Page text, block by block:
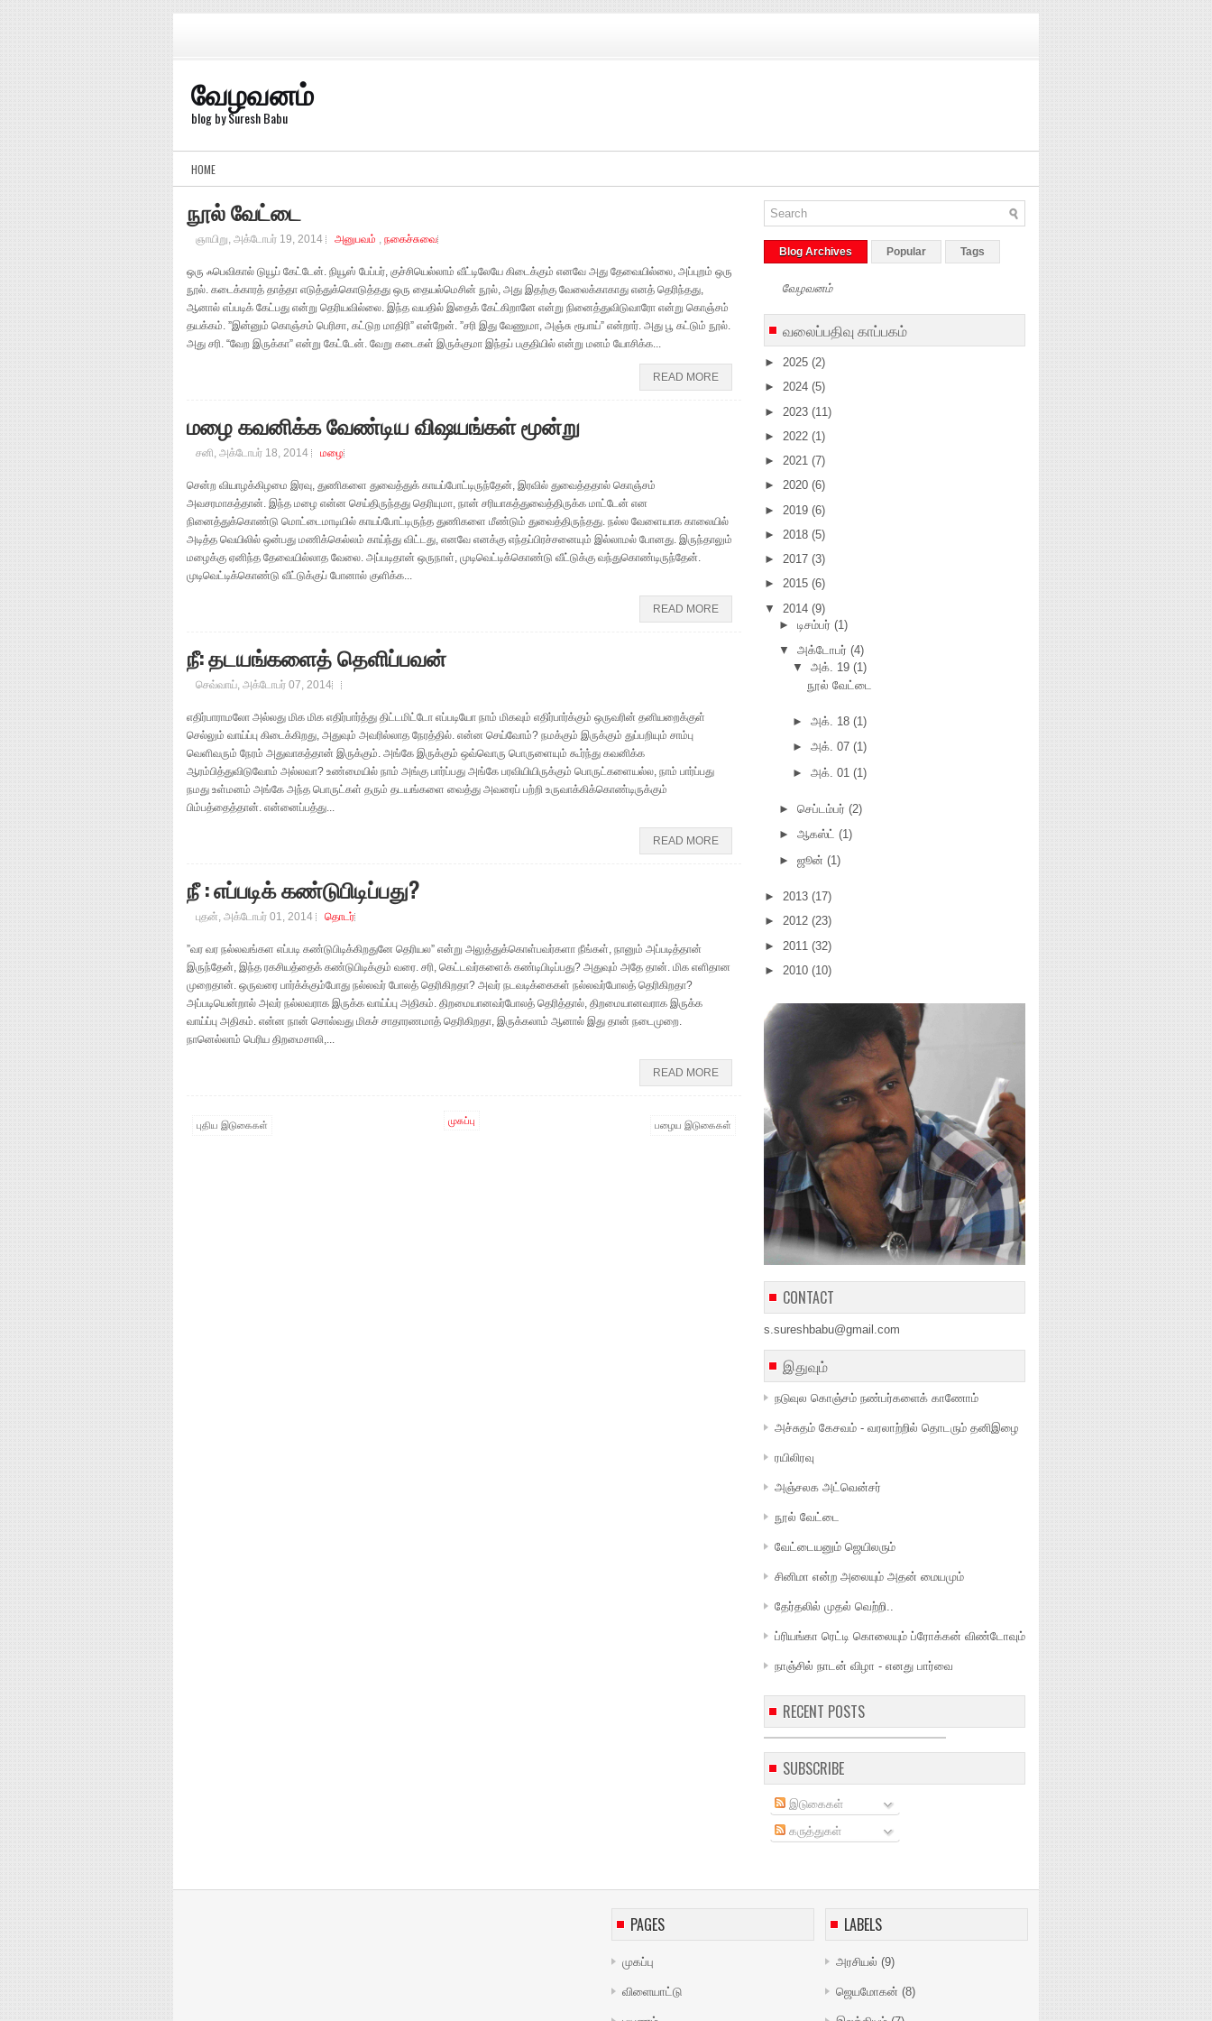
வேழவனம்
blog by Suresh Babu
HOME
நூல் வேட்டை
ஞாயிறு, அக்டோபர் 19, 2014 அனுபவம் , நகைச்சுவை
ஒரு ஃபெவிகால் டுயூப் கேட்டேன். நியூஸ் பேப்பர், குச்சியெல்லாம் வீட்டிலேயே கிடைக்கும் எனவே அது தேவையில்லை, அப்புறம் ஒரு
நூல். கடைக்காரத் தாத்தா எடுத்துக்கொடுத்தது ஒரு தையல்மெசின் நூல், அது இதற்கு வேலைக்காகாது எனத் தெரிந்தது,
ஆனால் எப்படிக் கேட்பது என்று தெரியவில்லை. இந்த வயதில் இதைக் கேட்கிறானே என்று நினைத்துவிடுவாரோ என்று கொஞ்சம்
தயக்கம். ”இன்னும் கொஞ்சம் பெரிசா, கட்டுற மாதிரி” என்றேன். ”சரி இது வேணுமா, அஞ்சு ரூபாய்” என்றார். அது பூ கட்டும் நூல்.
அது சரி. “வேற இருக்கா” என்று கேட்டேன். வேறு கடைகள் இருக்குமா இந்தப் பகுதியில் என்று மனம் யோசிக்க...
READ MORE
மழை கவனிக்க வேண்டிய விஷயங்கள் மூன்று
சனி, அக்டோபர் 18, 2014 மழை
சென்ற வியாழக்கிழமை இரவு, துணிகளை துவைத்துக் காயப்போட்டிருந்தேன், இரவில் துவைத்ததால் கொஞ்சம்
அவசரமாகத்தான். இந்த மழை என்ன செய்திருந்தது தெரியுமா, நான் சரியாகத்துவைத்திருக்க மாட்டேன் என
நினைத்துக்கொண்டு மொட்டைமாடியில் காயப்போட்டிருந்த துணிகளை மீண்டும் துவைத்திருந்தது. நல்ல வேளையாக காலையில்
அடித்த வெயிலில் ஒன்பது மணிக்கெல்லம் காய்ந்து விட்டது, எனவே எனக்கு எந்தப்பிரச்சனையும் இல்லாமல் போனது. இருந்தாலும்
மழைக்கு ஏனிந்த தேவையில்லாத வேலை. அப்படிதான் ஒருநாள், முடிவெட்டிக்கொண்டு வீட்டுக்கு வந்துகொண்டிருந்தேன்.
முடிவெட்டிக்கொண்டு வீட்டுக்குப் போனால் குளிக்க...
READ MORE
நீ: தடயங்களைத் தெளிப்பவன்
செவ்வாய், அக்டோபர் 07, 2014
எதிர்பாராமலோ அல்லது மிக மிக எதிர்பார்த்து திட்டமிட்டோ எப்படியோ நாம் மிகவும் எதிர்பார்க்கும் ஒருவரின் தனியறைக்குள்
செல்லும் வாய்ப்பு கிடைக்கிறது, அதுவும் அவரில்லாத நேரத்தில். என்ன செய்வோம்? நமக்கும் இருக்கும் துப்பறியும் சாம்பு
வெளிவரும் நேரம் அதுவாகத்தான் இருக்கும். அங்கே இருக்கும் ஒவ்வொரு பொருளையும் கூர்ந்து கவனிக்க
ஆரம்பித்துவிடுவோம் அல்லவா? உண்மையில் நாம் அங்கு பார்ப்பது அங்கே பரவியியிருக்கும் பொருட்களையல்ல, நாம் பார்ப்பது
நமது உள்மனம் அங்கே அந்த பொருட்கள் தரும் தடயங்களை வைத்து அவரைப் பற்றி உருவாக்கிக்கொண்டிருக்கும்
பிம்பத்தைத்தான். என்னைப்பத்து...
READ MORE
நீ : எப்படிக் கண்டுபிடிப்பது?
புதன், அக்டோபர் 01, 2014 தொடர்
”வர வர நல்லவங்கள எப்படி கண்டுபிடிக்கிறதுனே தெரியல” என்று அலுத்துக்கொள்பவர்களா நீங்கள், நானும் அப்படித்தான்
இருந்தேன், இந்த ரகசியத்தைக் கண்டுபிடிக்கும் வரை. சரி, கெட்டவர்களைக் கண்டிபிடிப்பது? அதுவும் அதே தான். மிக எளிதான
முறைதான். ஒருவரை பார்க்க்கும்போது நல்லவர் போலத் தெரிகிறதா? அவர் நடவடிக்கைகள் நல்லவர்போலத் தெரிகிறதா?
அப்படியென்றால் அவர் நல்லவராக இருக்க வாய்ப்பு அதிகம். திறமையானவர்போலத் தெரித்தால், திறமையானவராக இருக்க
வாய்ப்பு அதிகம். என்ன நான் சொல்வது மிகச் சாதாரணமாத் தெரிகிறதா, இருக்கலாம் ஆனால் இது தான் நடைமுறை.
நானெல்லாம் பெரிய திறமைசாலி,...
READ MORE
புதிய இடுகைகள் பழைய இடுகைகள்
முகப்பு
Blog Archives Popular Tags
வேழவனம்
வலைப்பதிவு காப்பகம்
► 2025 (2)
► 2024 (5)
► 2023 (11)
► 2022 (1)
► 2021 (7)
► 2020 (6)
► 2019 (6)
► 2018 (5)
► 2017 (3)
► 2015 (6)
▼
2014 (9)
► டிசம்பர் (1)
▼
அக்டோபர் (4)
▼
அக். 19(1)
நூல் வேட்டை
►அக். 18(1)
►அக். 07(1)
►அக். 01(1)
► செப்டம்பர் (2)
► ஆகஸ்ட் (1)
► ஜூன் (1)
► 2013 (17)
► 2012 (23)
► 2011 (32)
► 2010 (10)
CONTACT
s.sureshbabu@gmail.com
இதுவும்
நடுவுல கொஞ்சம் நண்பர்களைக் காணோம்
அச்சுதம் கேசவம் - வரலாற்றில் தொடரும் தனிஇழை
ரயிலிரவு
அஞ்சலக அட்வென்சர்
நூல் வேட்டை
வேட்டையனும் ஜெயிலரும்
சினிமா என்ற அலையும் அதன் மையமும்
தேர்தலில் முதல் வெற்றி..
ப்ரியங்கா ரெட்டி கொலையும் ப்ரோக்கன் விண்டோவும்
நாஞ்சில் நாடன் விழா - எனது பார்வை
RECENT POSTS
SUBSCRIBE
இடுகைகள்
கருத்துகள்
PAGES
முகப்பு
விளையாட்டு
LABELS
அரசியல் (9)
ஜெயமோகன் (8)